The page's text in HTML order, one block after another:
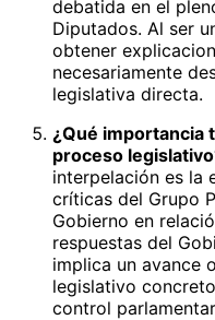
debatida en el
Diputados. Al ser
obtener
necesariamente
legislativa directa.
¿Qué importancia
proceso
interpelación es la
críticas del Grupo
Gobierno en
respuestas del
implica un avance
legislativo
control